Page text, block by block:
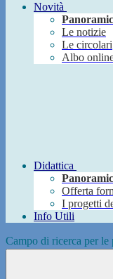
Novità
Le notizie
Le circolari
Albo
Didattica
Offerta
I progetti
Info Utili
Campo di ricerca per le